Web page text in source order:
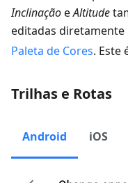
InclinaçãoeAltitude
editadas
Paleta de Cores. Este
Trilhas e Rotas
Android iOS